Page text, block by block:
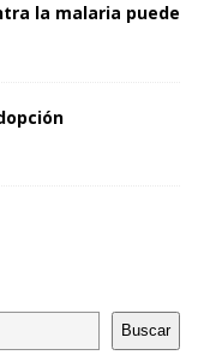
la malaria puede
Buscar